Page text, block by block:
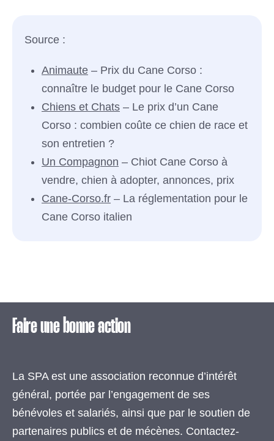
Source :
Animaute – Prix du Cane Corso :
connaître le budget pour le Cane Corso
Chiens et Chats – Le prix d’un Cane
Corso : combien coûte ce chien de race et
son entretien ?
Un Compagnon – Chiot Cane Corso à
vendre, chien à adopter, annonces, prix
Cane-Corso.fr – La réglementation pour le
Cane Corso italien
Faire une bonne action
La SPA est une association reconnue d’intérêt
général, portée par l’engagement de ses
bénévoles et salariés, ainsi que par le soutien de
partenaires publics et de mécènes. Contactez-